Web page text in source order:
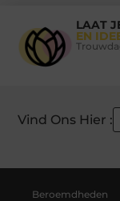
LAAT
EN
Vind Ons Hier :
Beroemdheden